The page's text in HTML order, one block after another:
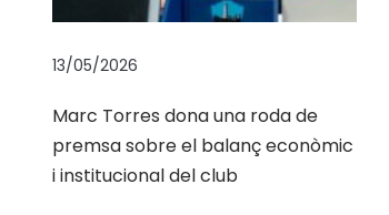
n
a
t
e
13/05/2026
Marc Torres dona una roda de
premsa sobre el balanç econòmic
i institucional del club